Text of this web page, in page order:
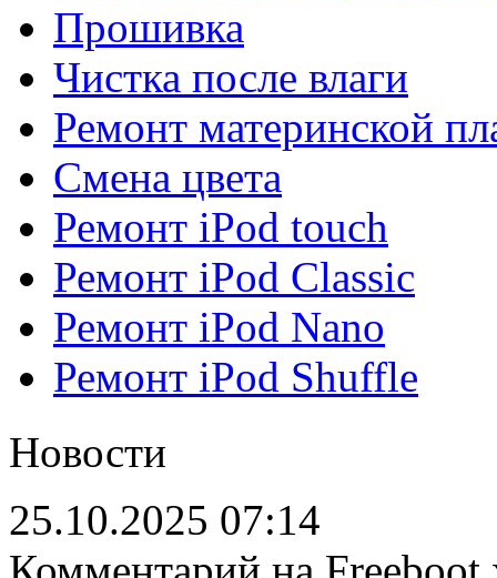
Прошивка
Чистка после влаги
Ремонт материнской
Смена цвета
Ремонт iPod touch
Ремонт iPod Classic
Ремонт iPod Nano
Ремонт iPod Shuffle
Новости
25.10.2025 07:14